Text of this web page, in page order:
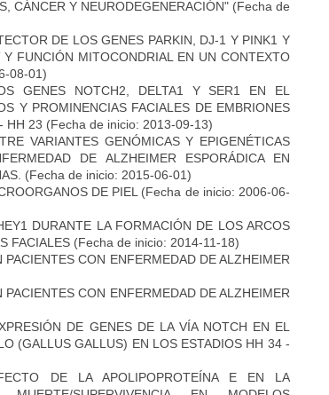
CÁNCER Y NEURODEGENERACIÓN" (Fecha de
DE LOS GENES PARKIN, DJ-1 Y PINK1 Y
FUNCIÓN MITOCONDRIAL EN UN CONTEXTO
08-01)
GENES NOTCH2, DELTA1 Y SER1 EN EL
Y PROMINENCIAS FACIALES DE EMBRIONES
HH 23 (Fecha de inicio: 2013-09-13)
VARIANTES GENÓMICAS Y EPIGENÉTICAS
DE ALZHEIMER ESPORÁDICA EN
(Fecha de inicio: 2015-06-01)
DE PIEL (Fecha de inicio: 2006-06-
DURANTE LA FORMACIÓN DE LOS ARCOS
FACIALES (Fecha de inicio: 2014-11-18)
CON ENFERMEDAD DE ALZHEIMER
CON ENFERMEDAD DE ALZHEIMER
DE GENES DE LA VÍA NOTCH EN EL
(GALLUS GALLUS) EN LOS ESTADIOS HH 34 -
DE LA APOLIPOPROTEÍNA E EN LA